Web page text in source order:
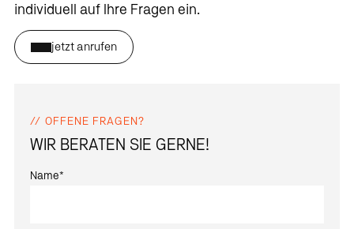
individuell auf Ihre Fragen ein.
jetzt anrufen
WIR BERATEN SIE GERNE!
OFFENE FRAGEN?
Name*